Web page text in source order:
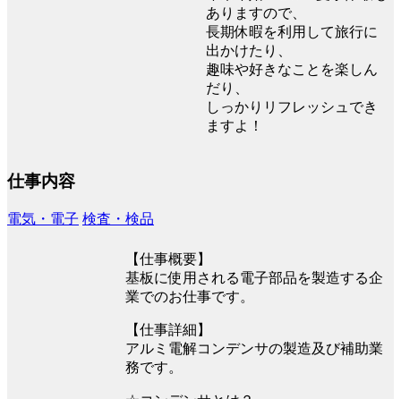
ありますので、
長期休暇を利用して旅行に
出かけたり、
趣味や好きなことを楽しん
だり、
しっかりリフレッシュでき
ますよ！
仕事内容
電気・電子 検査・検品
【仕事概要】
基板に使用される電子部品を製造する企
業でのお仕事です。
【仕事詳細】
アルミ電解コンデンサの製造及び補助業
務です。